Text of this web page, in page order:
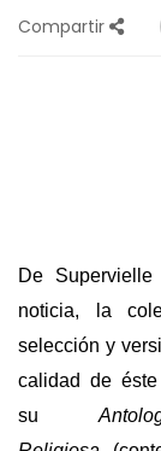
Compartir
De
noticia, la
selección y
calidad de
su